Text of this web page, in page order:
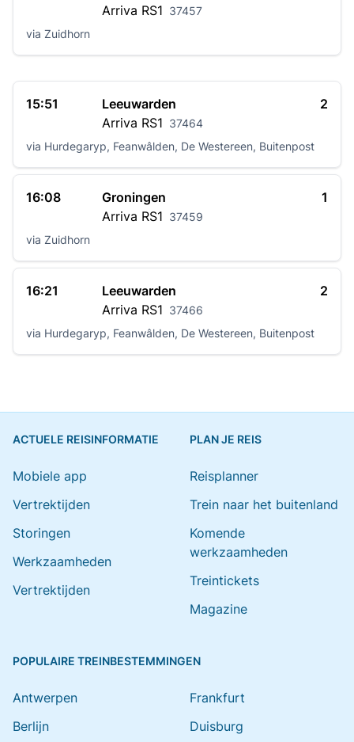
Arriva RS1 37457
via Zuidhorn
15:51
Leeuwarden
Arriva RS1 37464
2
via Hurdegaryp, Feanwâlden, De Westereen, Buitenpost
16:08
Groningen
Arriva RS1 37459
1
via Zuidhorn
16:21
Leeuwarden
Arriva RS1 37466
2
via Hurdegaryp, Feanwâlden, De Westereen, Buitenpost
ACTUELE REISINFORMATIE
Mobiele app
Vertrektijden
Storingen
Werkzaamheden
Vertrektijden
PLAN JE REIS
Reisplanner
Trein naar het buitenland
Komende
werkzaamheden
Treintickets
Magazine
POPULAIRE TREINBESTEMMINGEN
Antwerpen
Berlijn
Frankfurt
Duisburg